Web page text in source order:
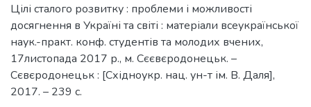
Цілі сталого розвитку : проблеми і можливості
досягнення в Україні та світі : матеріали всеукраїнської
наук.-практ. конф. студентів та молодих вчених,
17листопада 2017 р., м. Сєєвєродонецьк. –
Сєвєродонецьк : [Східноукр. нац. ун-т ім. В. Даля],
2017. – 239 с.